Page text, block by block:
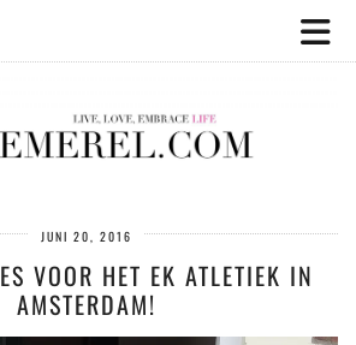
JUNI 20, 2016
VOOR HET EK ATLETIEK IN
AMSTERDAM!